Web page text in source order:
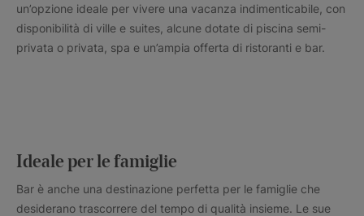
un’opzione ideale per vivere una vacanza indimenticabile, con
disponibilità di ville e suites, alcune dotate di piscina semi-
privata o privata, spa e un’ampia offerta di ristoranti e bar.
Ideale per le famiglie
Bar è anche una destinazione perfetta per le famiglie che
desiderano trascorrere del tempo di qualità insieme. Le sue